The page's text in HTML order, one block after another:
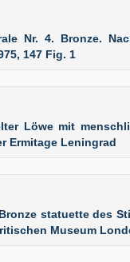
Nr. 4. Bronze.
147 Fig. 1
Löwe mit
Ermitage Leningrad
statuette des
Museum